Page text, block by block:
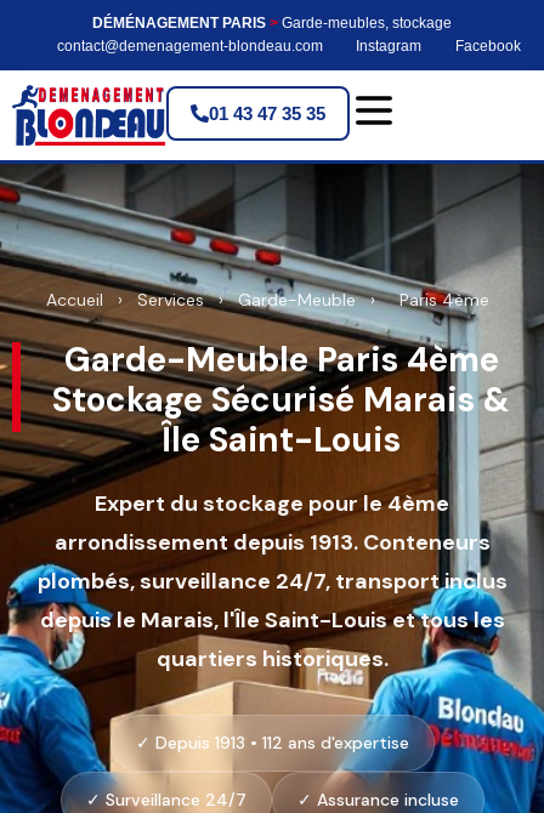
DÉMÉNAGEMENT PARIS > Garde-meubles, stockage
contact@demenagement-blondeau.com
Instagram Facebook
01 43 47 35 35
Accueil › Services › Garde-Meuble › Paris 4ème
Garde-Meuble Paris 4ème
Stockage Sécurisé Marais &
Île Saint-Louis
Expert du stockage pour le 4ème
arrondissement depuis 1913. Conteneurs
plombés, surveillance 24/7, transport inclus
depuis le Marais, l'Île Saint-Louis et tous les
quartiers historiques.
✓ Depuis 1913 • 112 ans d'expertise
✓ Surveillance 24/7 ✓ Assurance incluse